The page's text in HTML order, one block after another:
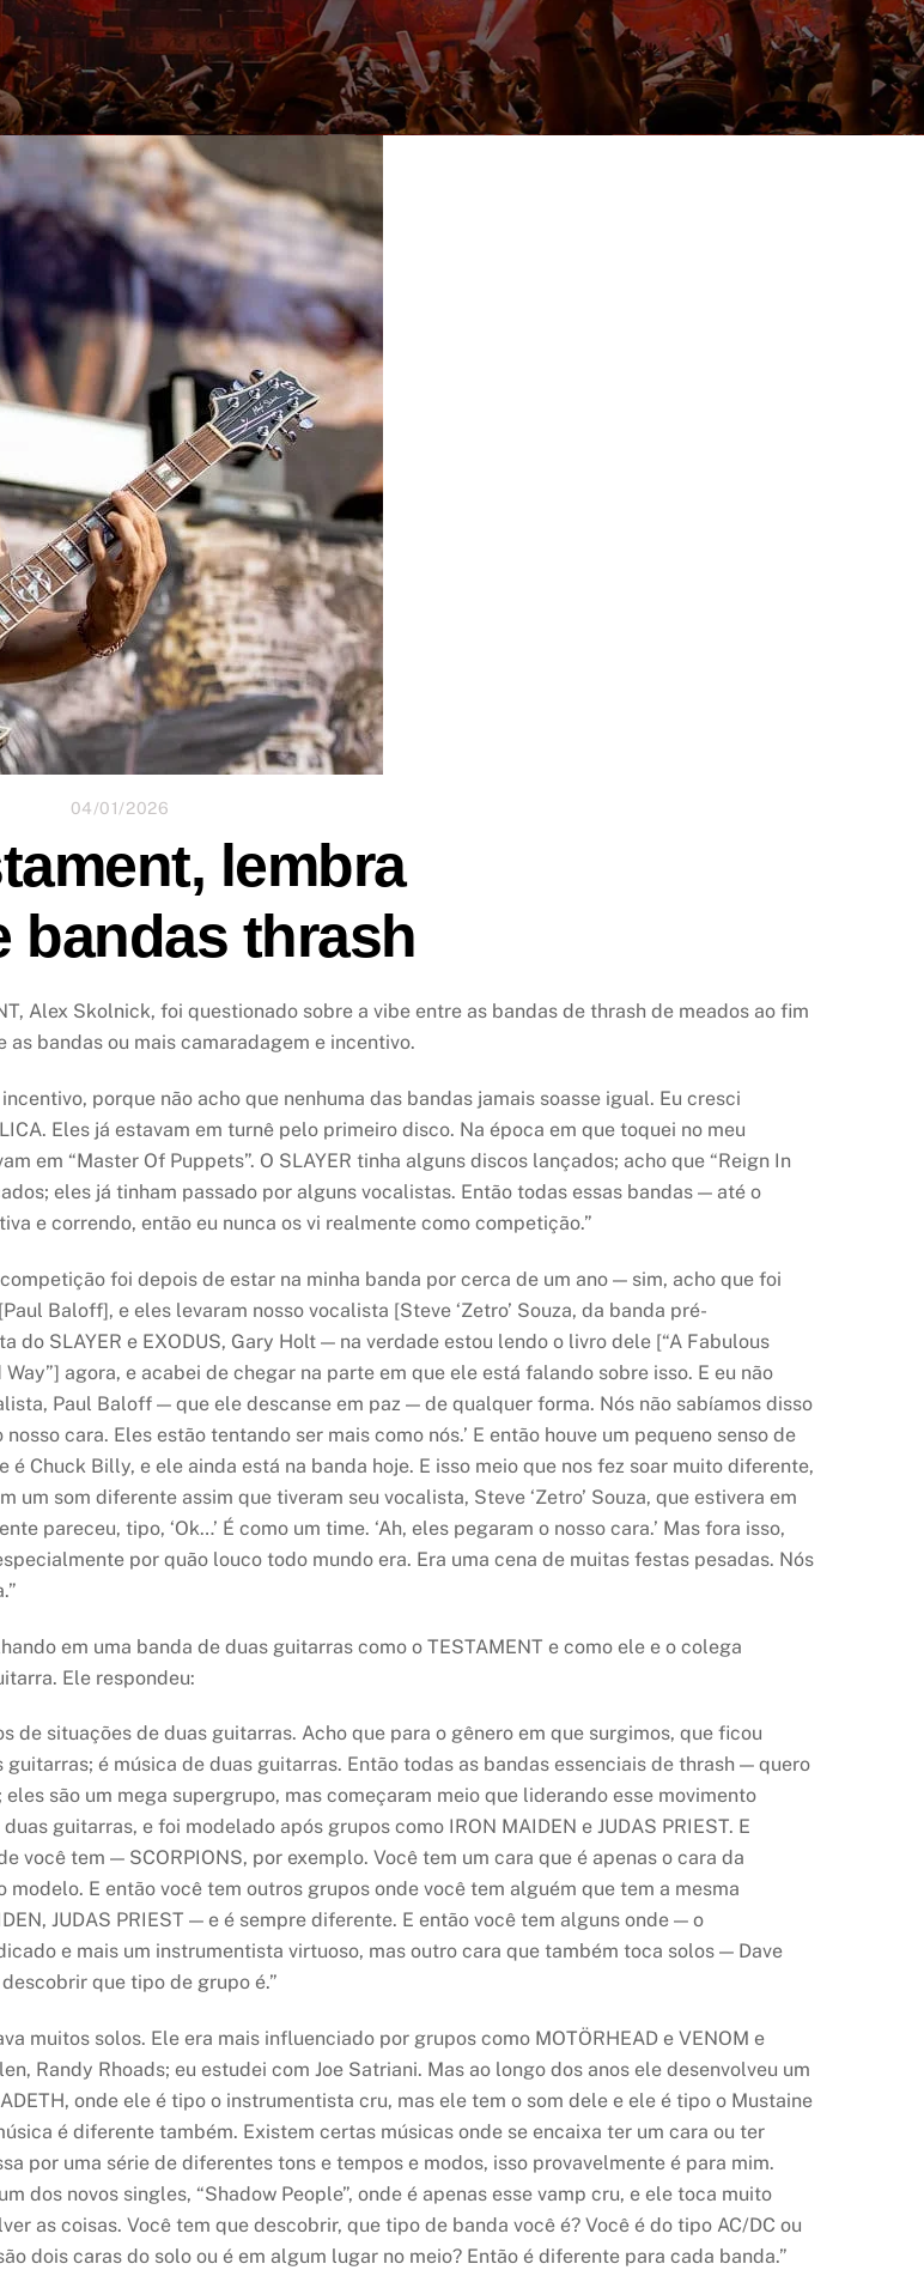
04/01/2026
lembra
bandas thrash
Alex Skolnick, foi questionado sobre a vibe entre as bandas de thrash de meados ao fim
bandas ou mais camaradagem e incentivo.
porque não acho que nenhuma das bandas jamais soasse igual. Eu cresci
Eles já estavam em turnê pelo primeiro disco. Na época em que toquei no meu
em “Master Of Puppets”. O SLAYER tinha alguns discos lançados; acho que “Reign In
eles já tinham passado por alguns vocalistas. Então todas essas bandas — até o
e correndo, então eu nunca os vi realmente como competição.”
foi depois de estar na minha banda por cerca de um ano — sim, acho que foi
Baloff], e eles levaram nosso vocalista [Steve ‘Zetro’ Souza, da banda pré-
do SLAYER e EXODUS, Gary Holt — na verdade estou lendo o livro dele [“A Fabulous
agora, e acabei de chegar na parte em que ele está falando sobre isso. E eu não
Paul Baloff — que ele descanse em paz — de qualquer forma. Nós não sabíamos disso
cara. Eles estão tentando ser mais como nós.’ E então houve um pequeno senso de
Chuck Billy, e ele ainda está na banda hoje. E isso meio que nos fez soar muito diferente,
um som diferente assim que tiveram seu vocalista, Steve ‘Zetro’ Souza, que estivera em
pareceu, tipo, ‘Ok…’ É como um time. ‘Ah, eles pegaram o nosso cara.’ Mas fora isso,
por quão louco todo mundo era. Era uma cena de muitas festas pesadas. Nós
em uma banda de duas guitarras como o TESTAMENT e como ele e o colega
Ele respondeu:
situações de duas guitarras. Acho que para o gênero em que surgimos, que ficou
é música de duas guitarras. Então todas as bandas essenciais de thrash — quero
são um mega supergrupo, mas começaram meio que liderando esse movimento
guitarras, e foi modelado após grupos como IRON MAIDEN e JUDAS PRIEST. E
tem — SCORPIONS, por exemplo. Você tem um cara que é apenas o cara da
E então você tem outros grupos onde você tem alguém que tem a mesma
JUDAS PRIEST — e é sempre diferente. E então você tem alguns onde — o
e mais um instrumentista virtuoso, mas outro cara que também toca solos — Dave
que tipo de grupo é.”
muitos solos. Ele era mais influenciado por grupos como MOTÖRHEAD e VENOM e
Randy Rhoads; eu estudei com Joe Satriani. Mas ao longo dos anos ele desenvolveu um
onde ele é tipo o instrumentista cru, mas ele tem o som dele e ele é tipo o Mustaine
é diferente também. Existem certas músicas onde se encaixa ter um cara ou ter
por uma série de diferentes tons e tempos e modos, isso provavelmente é para mim.
dos novos singles, “Shadow People”, onde é apenas esse vamp cru, e ele toca muito
as coisas. Você tem que descobrir, que tipo de banda você é? Você é do tipo AC/DC ou
dois caras do solo ou é em algum lugar no meio? Então é diferente para cada banda.”